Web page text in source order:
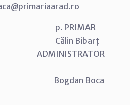
Bibarț
Boca